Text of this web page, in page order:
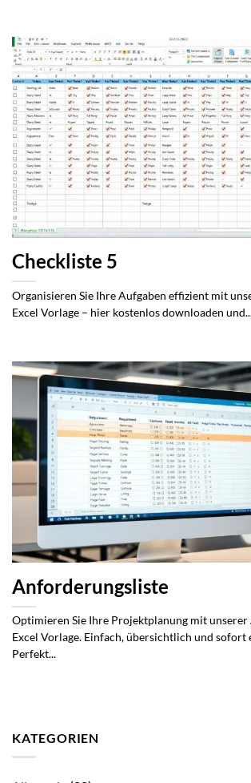
Checkliste 5
Organisieren Sie Ihre Aufgaben effizient mit
Excel Vorlage – hier kostenlos downloaden
Anforderungsliste
Optimieren Sie Ihre Projektplanung mit
Excel Vorlage. Einfach, übersichtlich und sofort
Perfekt...
KATEGORIEN